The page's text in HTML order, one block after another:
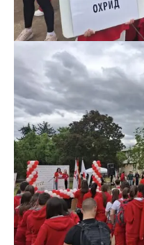
ЗНАЧЕЊЕ НА
ЗДРАВСТВЕНО